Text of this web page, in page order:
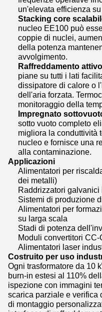
un'elevata efficienza
Stacking core
nucleo EE100 può
coppie di nuclei,
della potenza
avvolgimento.
Raffreddamento
piane su tutti i lati
dissipatore di calore o
dell'aria forzata.
monitoraggio della
Impregnato
sotto vuoto completo
migliora la conduttività
nucleo e fornisce una
alla contaminazione.
Applicazioni
Alimentatori per
dei metalli)
Raddrizzatori galvanici
Sistemi di produzione
Alimentatori per
su larga scala
Stadi di potenza
Moduli convertitori
Alimentatori laser
Costruito per uso
Ogni trasformatore da 10
burn-in estesi al 110%
ispezione con immagini
scarica parziale e verifica
di montaggio